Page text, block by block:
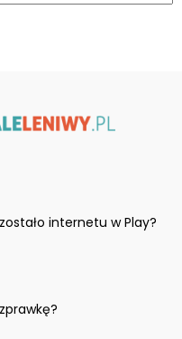
internetu w Play?